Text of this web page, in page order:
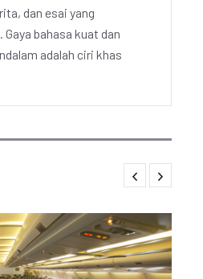
dan esai yang
Gaya bahasa kuat dan
adalah ciri khas